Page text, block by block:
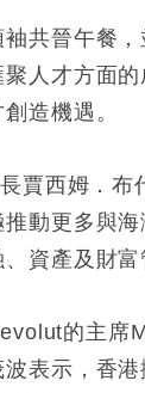
共晉午餐
人才方面
造機遇。
賈西姆．
動更多與
資產及財富
的主
表示，香